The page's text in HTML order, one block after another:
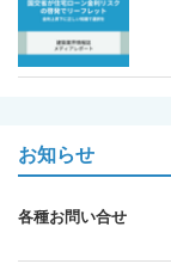
お知らせ
各種お問い合せ